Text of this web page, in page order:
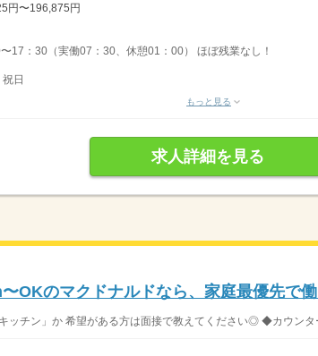
円〜196,875円
17：30（実働07：30、休憩01：00） ほぼ残業なし！
日
もっと見る
求人詳細を見る
OKのマクドナルドなら、家庭最優先で働
キッチン」か 希望がある方は面接で教えてください◎ ◆カウン